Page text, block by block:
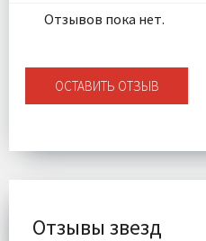
Отзывов пока нет.
ОСТАВИТЬ ОТЗЫВ
Отзывы звезд